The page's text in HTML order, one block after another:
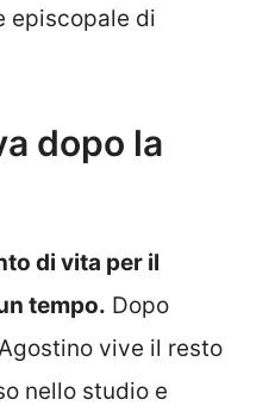
episcopale di
dopo la
di vita per il
tempo. Dopo
vive il resto
nello studio e